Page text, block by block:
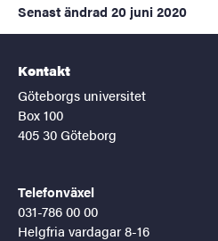
Senast ändrad 20 juni 2020
Kontakt
Göteborgs universitet
Box 100
405 30 Göteborg
Telefonväxel
031-786 00 00
Helgfria vardagar 8-16